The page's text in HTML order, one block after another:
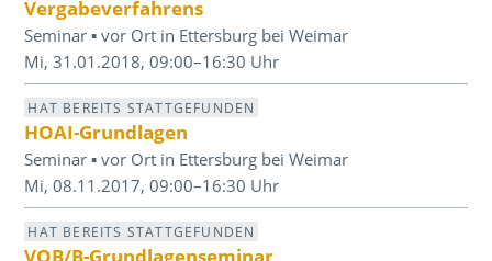
Vergabeverfahrens
Seminar ▪ vor Ort in Ettersburg bei Weimar
Mi, 31.01.2018, 09:00–16:30 Uhr
HAT BEREITS STATTGEFUNDEN
HOAI-Grundlagen
Seminar ▪ vor Ort in Ettersburg bei Weimar
Mi, 08.11.2017, 09:00–16:30 Uhr
HAT BEREITS STATTGEFUNDEN
VOB/B-Grundlagenseminar